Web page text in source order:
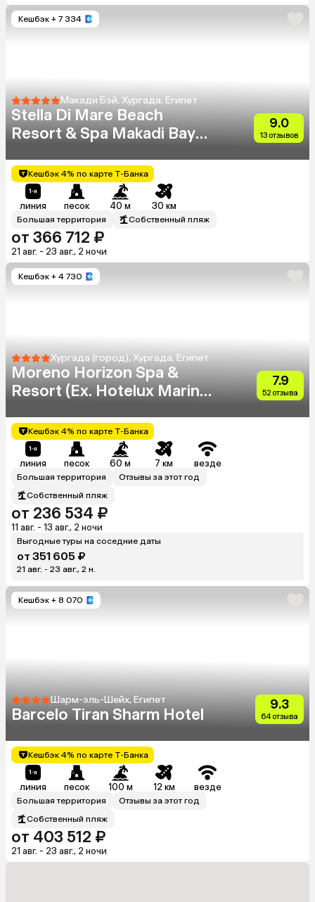
Кешбэк + 7 334
Макади Бэй, Хургада, Египет
Stella Di Mare Beach
Resort & Spa Makadi Bay
Resort & Spa)
9.0
13 отзывов
Кешбэк 4% по карте Т-Банка
линия песок 40 м 30 км
Большая территория Собственный пляж
от 366 712 ₽
21 авг. - 23 авг., 2 ночи
Кешбэк + 4 730
Хургада (город), Хургада, Египет
Moreno Horizon Spa &
Resort (Ex. Hotelux Marina
7.9
52 отзыва
Кешбэк 4% по карте Т-Банка
линия песок 60 м 7 км везде
Большая территория
Отзывы за этот год
Собственный пляж
от 236 534 ₽
11 авг. - 13 авг., 2 ночи
Выгодные туры на соседние даты
от 351 605 ₽
21 авг. - 23 авг., 2 н.
Кешбэк + 8 070
Шарм-эль-Шейх, Египет
Barcelo Tiran Sharm Hotel
9.3
64 отзыва
Кешбэк 4% по карте Т-Банка
линия песок 100 м 12 км везде
Большая территория
Отзывы за этот год
Собственный пляж
от 403 512 ₽
21 авг. - 23 авг., 2 ночи